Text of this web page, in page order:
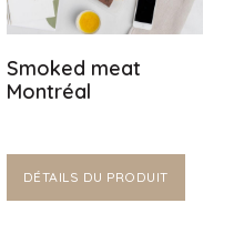
Smoked meat
Montréal
DÉTAILS DU PRODUIT